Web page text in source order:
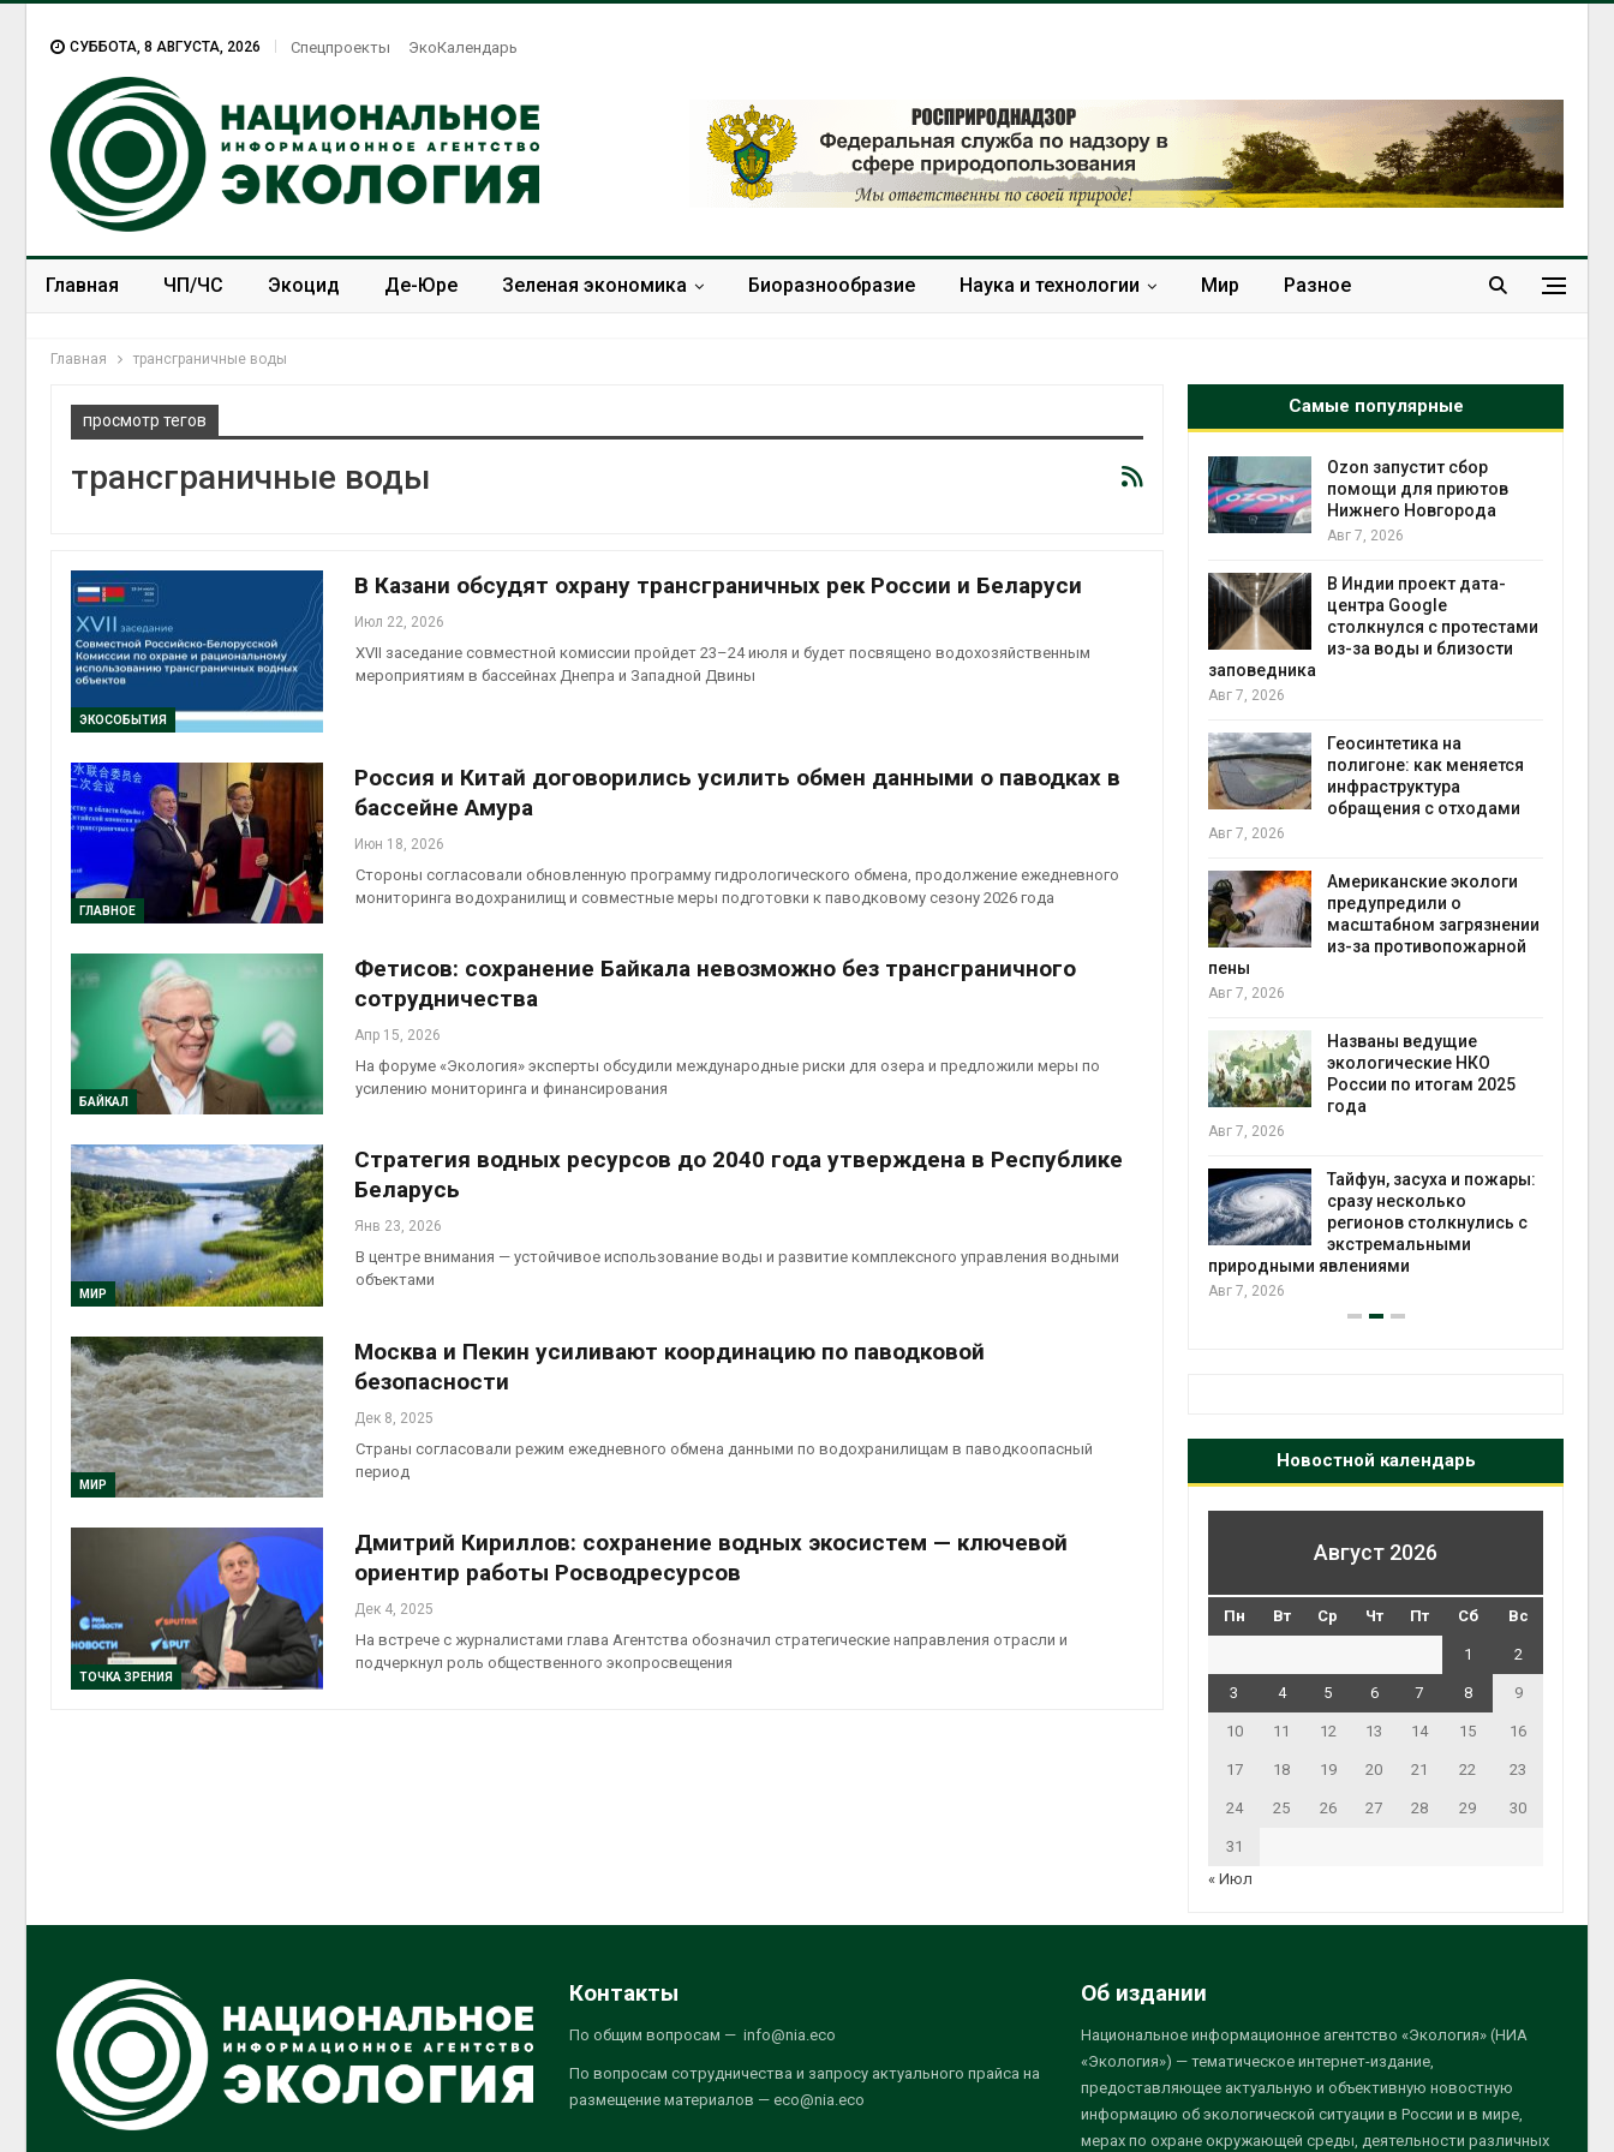
СУББОТА, 8 АВГУСТА, 2026 Спецпроекты ЭкоКалендарь
Главная ЧП/ЧС Экоцид Де-Юре Зеленая экономика Биоразнообразие Наука и технологии Мир Разное
Главная трансграничные воды
просмотр тегов
трансграничные воды
ЭКОСОБЫТИЯ
В Казани обсудят охрану трансграничных рек России и Беларуси
Июл 22, 2026
XVII заседание совместной комиссии пройдет 23–24 июля и будет посвящено водохозяйственным
мероприятиям в бассейнах Днепра и Западной Двины
ГЛАВНОЕ
Россия и Китай договорились усилить обмен данными о паводках в
бассейне Амура
Июн 18, 2026
Стороны согласовали обновленную программу гидрологического обмена, продолжение ежедневного
мониторинга водохранилищ и совместные меры подготовки к паводковому сезону 2026 года
БАЙКАЛ
Фетисов: сохранение Байкала невозможно без трансграничного
сотрудничества
Апр 15, 2026
На форуме «Экология» эксперты обсудили международные риски для озера и предложили меры по
усилению мониторинга и финансирования
МИР
Стратегия водных ресурсов до 2040 года утверждена в Республике
Беларусь
Янв 23, 2026
В центре внимания — устойчивое использование воды и развитие комплексного управления водными
объектами
МИР
Москва и Пекин усиливают координацию по паводковой
безопасности
Дек 8, 2025
Страны согласовали режим ежедневного обмена данными по водохранилищам в паводкоопасный
период
ТОЧКА ЗРЕНИЯ
Дмитрий Кириллов: сохранение водных экосистем — ключевой
ориентир работы Росводресурсов
Дек 4, 2025
На встрече с журналистами глава Агентства обозначил стратегические направления отрасли и
подчеркнул роль общественного экопросвещения
Самые популярные
Авг 7, 2026
может помочь городам
переживать жару
строительство мусорных
Панамский канал вновь
пресной воды
Авг 6, 2026
Шэньси из-за паводков
эвакуировали более 140
Авг 6, 2026
экологический контроль
Авг 8, 2026
развитие солнечной
водохранилища Волги и
Авг 7, 2026
защиту природы на фоне
Дом из старых шин
Авг 7, 2026
Авг 7, 2026
Ozon запустит сбор
помощи для приютов
Нижнего Новгорода
Авг 7, 2026
В Индии проект дата-
центра Google
столкнулся с протестами
из-за воды и близости
заповедника
Авг 7, 2026
Геосинтетика на
полигоне: как меняется
инфраструктура
обращения с отходами
Авг 7, 2026
Американские экологи
предупредили о
масштабном загрязнении
из-за противопожарной
пены
Авг 7, 2026
Названы ведущие
экологические НКО
России по итогам 2025
года
Авг 7, 2026
Тайфун, засуха и пожары:
сразу несколько
регионов столкнулись с
экстремальными
природными явлениями
Авг 7, 2026
Новостной календарь
Август 2026
Пн Вт Ср Чт Пт Сб Вс
1 2
3 4 5 6 7 8 9
10 11 12 13 14 15 16
17 18 19 20 21 22 23
24 25 26 27 28 29 30
31
« Июл
Контакты
По общим вопросам — info@nia.eco
По вопросам сотрудничества и запросу актуального прайса на
размещение материалов — eco@nia.eco
Об издании
Национальное информационное агентство «Экология» (НИА
«Экология») — тематическое интернет-издание,
предоставляющее актуальную и объективную новостную
информацию об экологической ситуации в России и в мире,
мерах по охране окружающей среды, деятельности различных